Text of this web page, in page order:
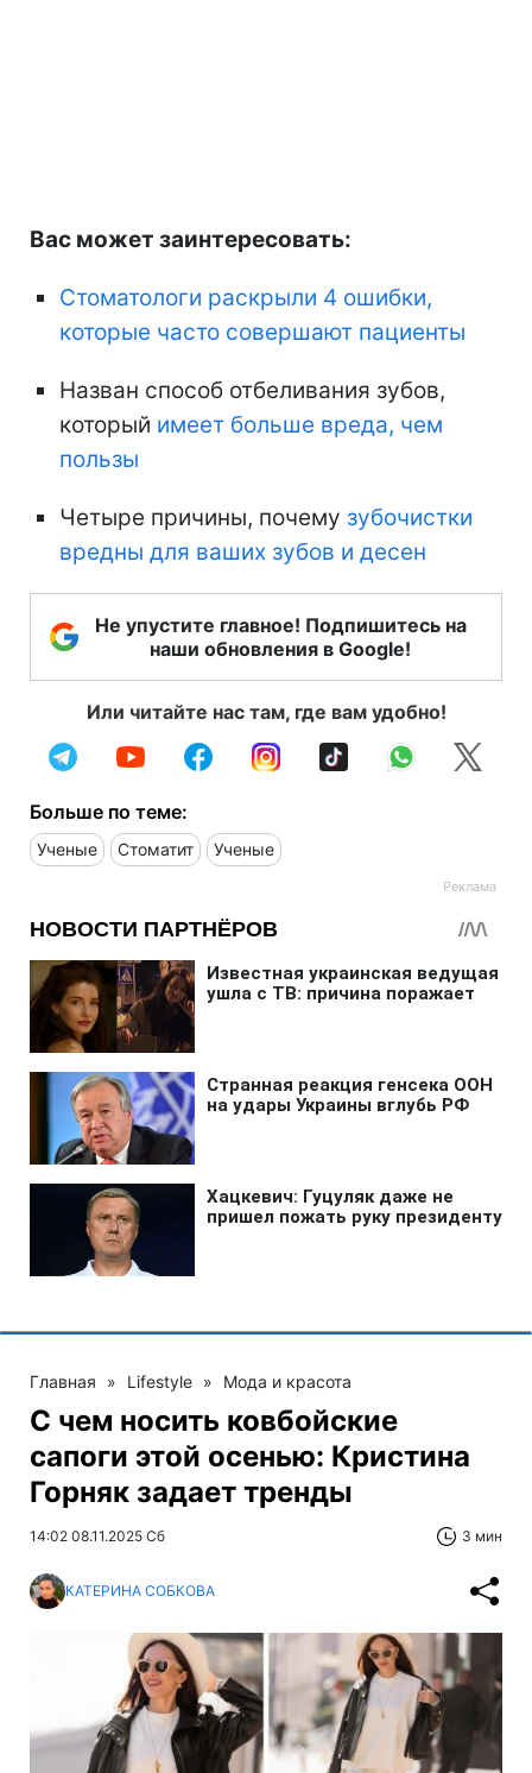
Вас может заинтересовать:
Стоматологи раскрыли 4 ошибки,
которые часто совершают пациенты
Назван способ отбеливания зубов,
который имеет больше вреда, чем
пользы
Четыре причины, почему зубочистки
вредны для ваших зубов и десен
Не упустите главное! Подпишитесь на
наши обновления в Google!
Или читайте нас там, где вам удобно!
Больше по теме:
Ученые Стоматит Ученые
Главная » Lifestyle » Мода и красота
С чем носить ковбойские
сапоги этой осенью: Кристина
Горняк задает тренды
14:02 08.11.2025 Сб 3 мин
КАТЕРИНА СОБКОВА